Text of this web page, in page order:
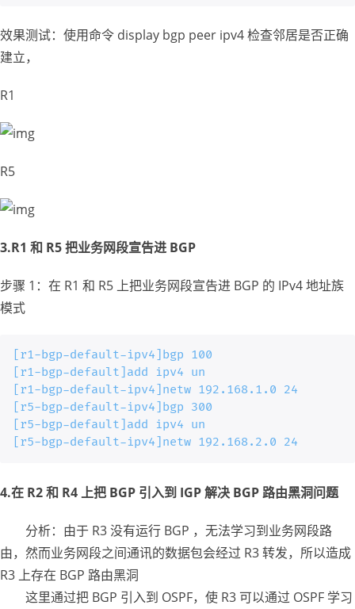
效果测试：使用命令 display bgp peer ipv4 检查邻居是否正确
建立，
R1
R5
3.R1 和 R5 把业务网段宣告进 BGP
步骤 1：在 R1 和 R5 上把业务网段宣告进 BGP 的 IPv4 地址族
模式
[r1-bgp-default-ipv4]bgp 100
[r1-bgp-default]add ipv4 un
[r1-bgp-default-ipv4]netw 192.168.1.0 24
[r5-bgp-default-ipv4]bgp 300
[r5-bgp-default]add ipv4 un
[r5-bgp-default-ipv4]netw 192.168.2.0 24
4.在 R2 和 R4 上把 BGP 引入到 IGP 解决 BGP 路由黑洞问题
分析：由于 R3 没有运行 BGP ，无法学习到业务网段路
由，然而业务网段之间通讯的数据包会经过 R3 转发，所以造成
R3 上存在 BGP 路由黑洞
这里通过把 BGP 引入到 OSPF，使 R3 可以通过 OSPF 学习